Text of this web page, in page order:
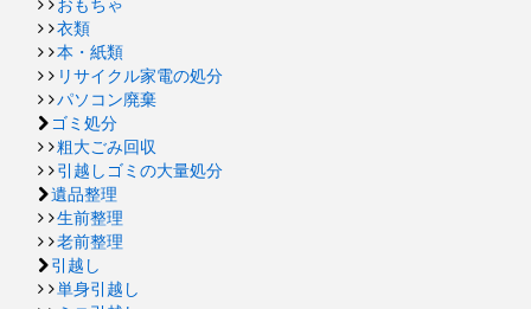
衣類
本・紙類
リサイクル家電の処分
パソコン廃棄
ゴミ処分
粗大ごみ回収
引越しゴミの大量処分
遺品整理
生前整理
老前整理
引越し
単身引越し